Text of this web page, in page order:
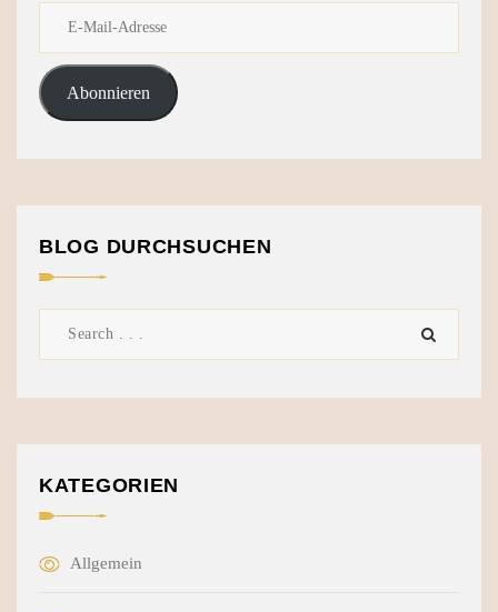
Abonnieren
BLOG DURCHSUCHEN
KATEGORIEN
Allgemein